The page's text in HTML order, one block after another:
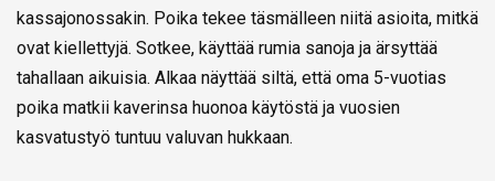
kassajonossakin. Poika tekee täsmälleen niitä asioita, mitkä
ovat kiellettyjä. Sotkee, käyttää rumia sanoja ja ärsyttää
tahallaan aikuisia. Alkaa näyttää siltä, että oma 5-vuotias
poika matkii kaverinsa huonoa käytöstä ja vuosien
kasvatustyö tuntuu valuvan hukkaan.